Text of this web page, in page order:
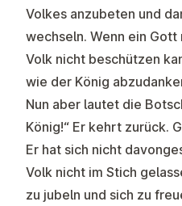
Volkes anzubeten und
wechseln. Wenn ein
Volk nicht beschützen
wie der König
Nun aber lautet die
König!“ Er kehrt zurück.
Er hat sich nicht
Volk nicht im Stich
zu jubeln und sich zu